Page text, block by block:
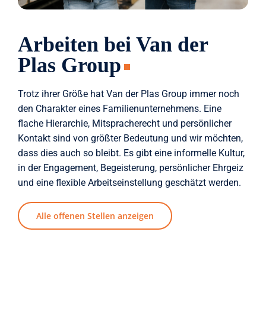
Arbeiten bei Van der
Plas Group
Trotz ihrer Größe hat Van der Plas Group immer noch
den Charakter eines Familienunternehmens. Eine
flache Hierarchie, Mitspracherecht und persönlicher
Kontakt sind von größter Bedeutung und wir möchten,
dass dies auch so bleibt. Es gibt eine informelle Kultur,
in der Engagement, Begeisterung, persönlicher Ehrgeiz
und eine flexible Arbeitseinstellung geschätzt werden.
Alle offenen Stellen anzeigen